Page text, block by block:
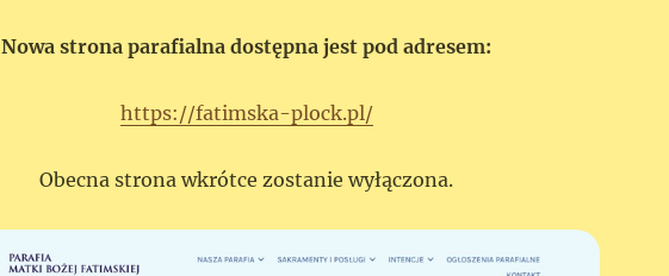
Nowa strona parafialna dostępna jest pod adresem:
https://fatimska-plock.pl/
Obecna strona wkrótce zostanie wyłączona.